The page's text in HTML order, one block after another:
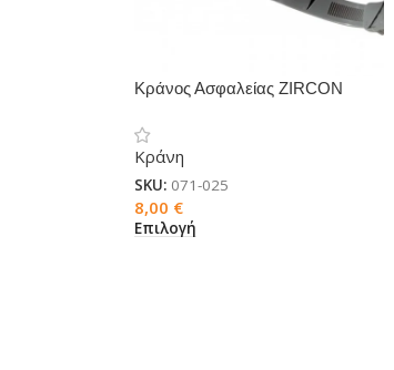
Κράνος Ασφαλείας ZIRCON
Κράνη
SKU: 071-025
8,00 €
Επιλογή